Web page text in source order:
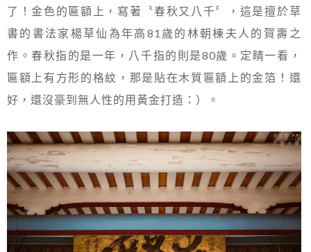
了！金色的匾額上，寫著〝春秋又八千〞，這是擅於草
書的書法家楊草仙為年高81歲的林朝棟夫人的賀壽之
作。春秋指的是一年，八千指的則是80歲。定睛一看，
匾額上有方形的格紋，那是貼在木質匾額上的金箔！還
好，還沒豪到無人性的用黃金打造：）。